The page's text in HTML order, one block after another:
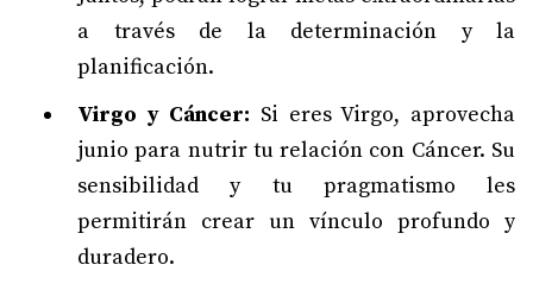
a través de la determinación y la
planificación.
Virgo y Cáncer: Si eres Virgo, aprovecha
junio para nutrir tu relación con Cáncer. Su
sensibilidad y tu pragmatismo les
permitirán crear un vínculo profundo y
duradero.